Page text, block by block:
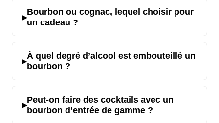
▸Bourbon ou cognac, lequel choisir pour
un cadeau ?
▸À quel degré d’alcool est embouteillé un
bourbon ?
▸Peut-on faire des cocktails avec un
bourbon d’entrée de gamme ?